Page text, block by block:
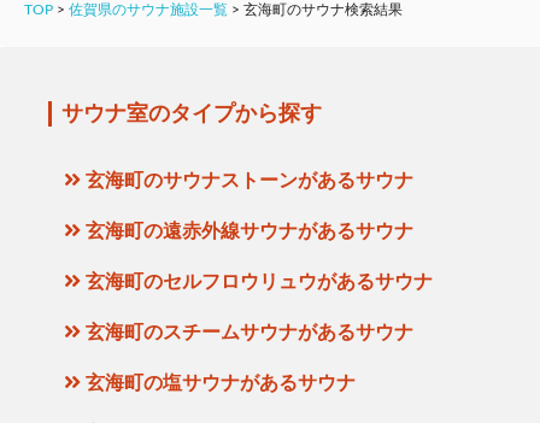
TOP > 佐賀県のサウナ施設一覧 > 玄海町のサウナ検索結果
サウナ室のタイプから探す
玄海町のサウナストーンがあるサウナ
玄海町の遠赤外線サウナがあるサウナ
玄海町のセルフロウリュウがあるサウナ
玄海町のスチームサウナがあるサウナ
玄海町の塩サウナがあるサウナ